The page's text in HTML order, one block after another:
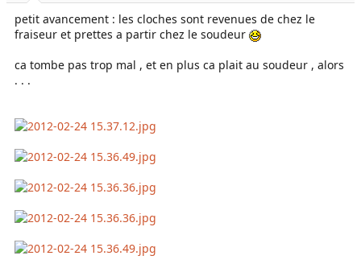
petit avancement : les cloches sont revenues de chez le
fraiseur et prettes a partir chez le soudeur
ca tombe pas trop mal , et en plus ca plait au soudeur , alors
. . .